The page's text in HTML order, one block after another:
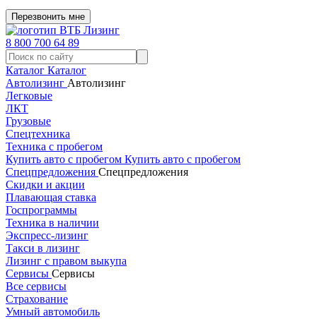
Перезвонить мне
8 800 700 64 89
Каталог Каталог
Автолизинг Автолизинг
Легковые
ЛКТ
Грузовые
Спецтехника
Техника с пробегом
Купить авто с пробегом Купить авто с пробегом
Спецпредложения Спецпредложения
Скидки и акции
Плавающая ставка
Госпрограммы
Техника в наличии
Экспресс-лизинг
Такси в лизинг
Лизинг с правом выкупа
Сервисы Сервисы
Все сервисы
Страхование
Умный автомобиль